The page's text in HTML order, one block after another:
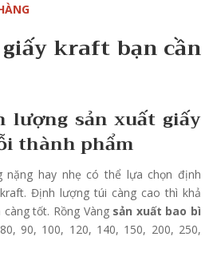
kraft bạn cần
sản xuất giấy
thành phẩm
nặng hay nhẹ có thể lựa chọn định
Định lượng túi càng cao thì khả
tốt. Rồng Vàng sản xuất bao bì
90, 100, 120, 140, 150, 200, 250,